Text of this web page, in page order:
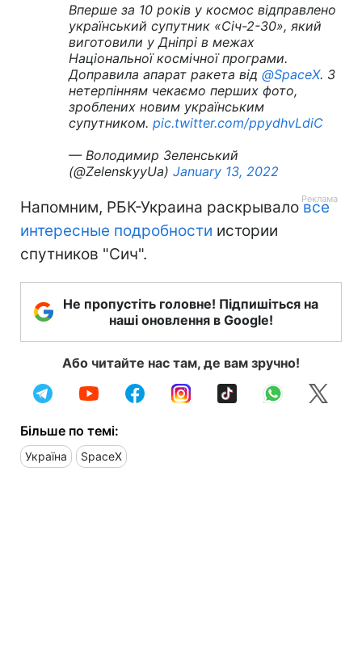
Вперше за 10 років у космос відправлено
український супутник «Січ-2-30», який
виготовили у Дніпрі в межах
Національної космічної програми.
Доправила апарат ракета від @SpaceX. З
нетерпінням чекаємо перших фото,
зроблених новим українським
супутником. pic.twitter.com/ppydhvLdiC
— Володимир Зеленський
(@ZelenskyyUa) January 13, 2022
Напомним, РБК-Украина раскрываловсе
интересные подробности истории
спутников "Сич".
Не пропустіть головне! Підпишіться на
наші оновлення в Google!
Або читайте нас там, де вам зручно!
Більше по темі:
Україна SpaceX